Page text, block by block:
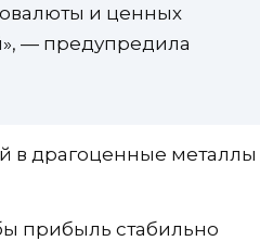
и ценных
— предупредила
в драгоценные металлы
прибыль стабильно